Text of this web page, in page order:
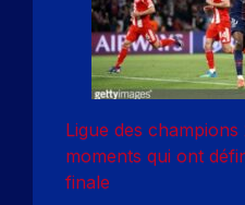
Ligue des champions
moments qui ont
finale